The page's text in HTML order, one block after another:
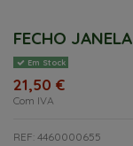
FECHO
Em Stock
21,50 €
Com IVA
REF: 4460000655